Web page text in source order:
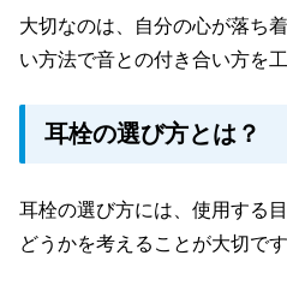
大切なのは、自分の心が落ち
い方法で音との付き合い方を
耳栓の選び方とは？
耳栓の選び方には、使用する
どうかを考えることが大切です